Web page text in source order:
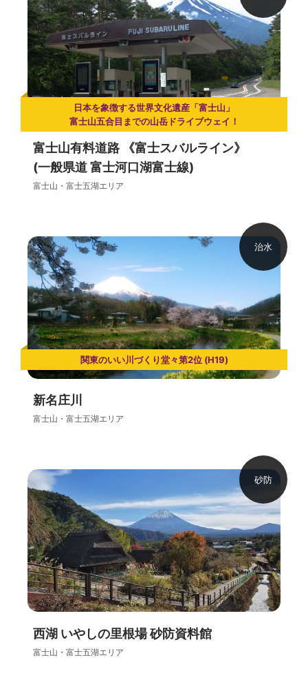
日本を象徴する世界文化遺産「富士山」
富士山五合目までの山岳ドライブウェイ！
富士山有料道路 《富士スバルライン》
(一般県道 富士河口湖富士線)
富士山・富士五湖エリア
関東のいい川づくり堂々第2位 (H19)
新名庄川
富士山・富士五湖エリア
治水
西湖 いやしの里根場 砂防資料館
富士山・富士五湖エリア
砂防